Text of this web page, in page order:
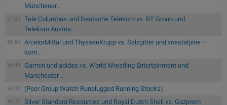
Münchener...
17:00
Tele Columbus und Deutsche Telekom vs. BT Group und
Telekom Austria...
16:50
ArcelorMittal und ThyssenKrupp vs. Salzgitter und voestalpine –
kom...
16:40
Garmin und adidas vs. World Wrestling Entertainment und
Manchester ...
16:30 (Peer Group Watch Runplugged Running Stocks)
16:20
Silver Standard Resources und Royal Dutch Shell vs. Gazprom